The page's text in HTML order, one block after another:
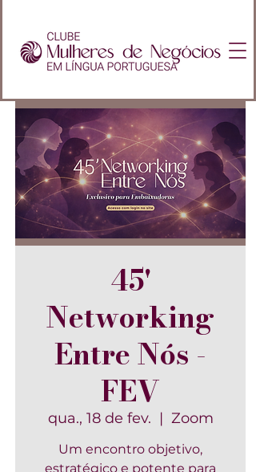
45'
Networking
Entre Nós -
FEV
qua., 18 de fev.
  |
Zoom
Um encontro objetivo,
estratégico e potente para